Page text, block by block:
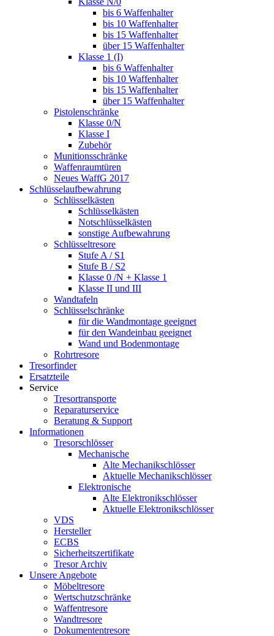
bis 6 Waffenhalter
bis 10 Waffenhalter
bis 15 Waffenhalter
über 15 Waffenhalter
Klasse 1 (I)
bis 6 Waffenhalter
bis 10 Waffenhalter
bis 15 Waffenhalter
über 15 Waffenhalter
Pistolenschränke
Klasse 0/N
Klasse I
Zubehör
Munitionsschränke
Waffenraumtüren
Neues WaffG 2017
Schlüsselaufbewahrung
Schlüsselkästen
Schlüsselkästen
Notschlüsselkästen
sonstige Aufbewahrung
Schlüsseltresore
Stufe A / S1
Stufe B / S2
Klasse 0 /N + Klasse 1
Klasse II und III
Wandtafeln
Schlüsselschränke
für die Wandmontage geeignet
für den Wandeinbau geeignet
Wand und Bodenmontage
Rohrtresore
Tresorfinder
Ersatzteile
Service
Tresortransporte
Reparaturservice
Beratung & Support
Informationen
Tresorschlösser
Mechanische
Alte Mechanikschlösser
Aktuelle Mechanikschlösser
Elektronische
Alte Elektronikschlösser
Aktuelle Elektronikschlösser
VDS
Hersteller
ECBS
Sicherheitszertifikate
Tresor Archiv
Unsere Angebote
Möbeltresore
Wertschutzschränke
Waffentresore
Wandtresore
Dokumententresore